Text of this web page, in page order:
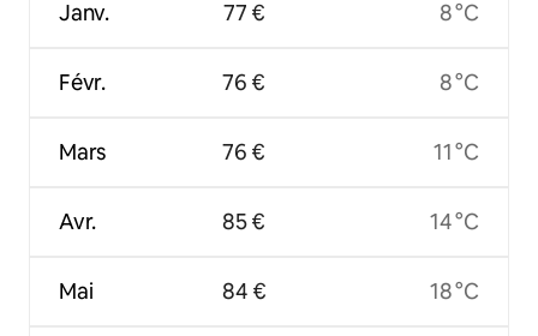
Janv.
Févr.
Mars
Avr.
Mai
77 €
76 €
76 €
85 €
84 €
8 °C
8 °C
11 °C
14 °C
18 °C